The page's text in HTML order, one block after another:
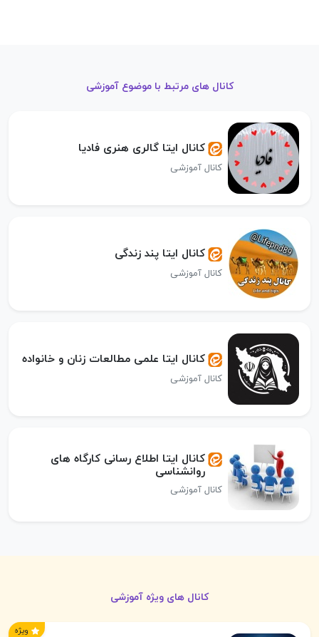
کانال های مرتبط با موضوع آموزشی
کانال ایتا گالری هنری فادیا
کانال آموزشی
کانال ایتا پند زندگی
کانال آموزشی
کانال ایتا علمی مطالعات زنان و خانواده
کانال آموزشی
کانال ایتا اطلاع رسانی کارگاه های
روانشناسی
کانال آموزشی
کانال های ویژه آموزشی
ویژه